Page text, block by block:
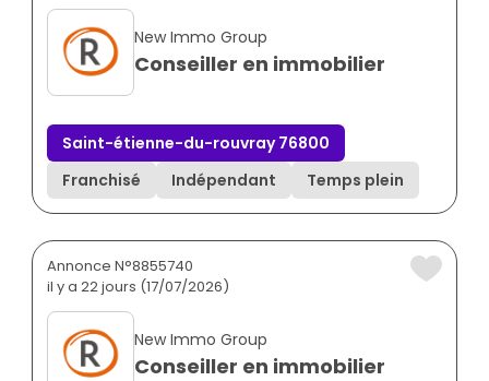
New Immo Group
Conseiller en immobilier
Saint-étienne-du-rouvray 76800
Franchisé
Indépendant Temps plein
Annonce N°8855740
il y a 22 jours (17/07/2026)
New Immo Group
Conseiller en immobilier